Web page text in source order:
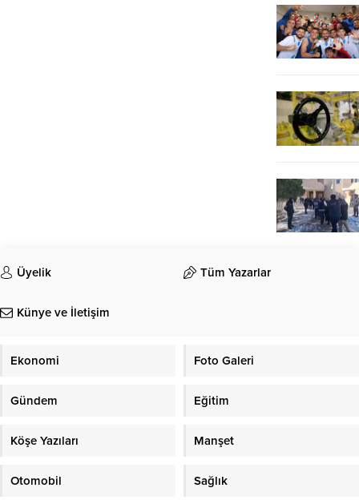
Üyelik Tüm Yazarlar
Künye ve İletişim
Ekonomi Foto Galeri
Gündem Eğitim
Köşe Yazıları Manşet
Otomobil Sağlık